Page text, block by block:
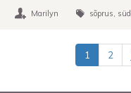
Marilyn sõprus
1 2